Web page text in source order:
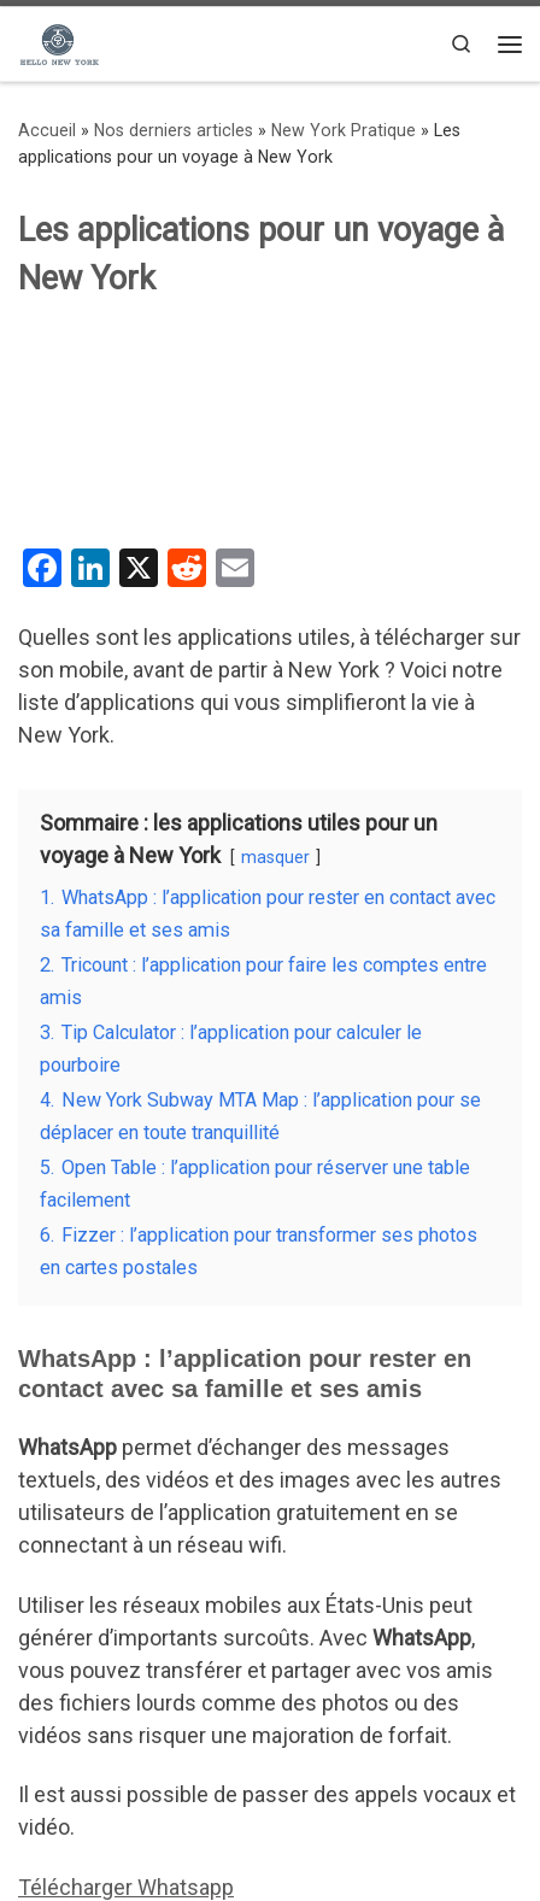
Passer au contenu
Search
Accueil » Nos derniers articles » New York Pratique »
Les
applications pour un voyage à New York
Les applications pour un voyage à
New York
F
ce
b
o
Li
ke
dI
n
X
R
d
di
t
ail
Quelles sont les applications utiles, à télécharger sur
son mobile, avant de partir à New York ? Voici notre
liste d’applications qui vous simplifieront la vie à
New York.
Sommaire : les applications utiles pour un
voyage à New York
masquer
1. WhatsApp : l’application pour rester en contact avec
sa famille et ses amis
2. Tricount : l’application pour faire les comptes entre
amis
3. Tip Calculator : l’application pour calculer le
pourboire
4. New York Subway MTA Map : l’application pour se
déplacer en toute tranquillité
5. Open Table : l’application pour réserver une table
facilement
6. Fizzer : l’application pour transformer ses photos
en cartes postales
WhatsApp : l’application pour rester en
contact avec sa famille et ses amis
WhatsApp permet d’échanger des messages
textuels, des vidéos et des images avec les autres
utilisateurs de l’application gratuitement en se
connectant à un réseau wifi.
Utiliser les réseaux mobiles aux États-Unis peut
générer d’importants surcoûts. Avec WhatsApp,
vous pouvez transférer et partager avec vos amis
des fichiers lourds comme des photos ou des
vidéos sans risquer une majoration de forfait.
Il est aussi possible de passer des appels vocaux et
vidéo.
Télécharger Whatsapp